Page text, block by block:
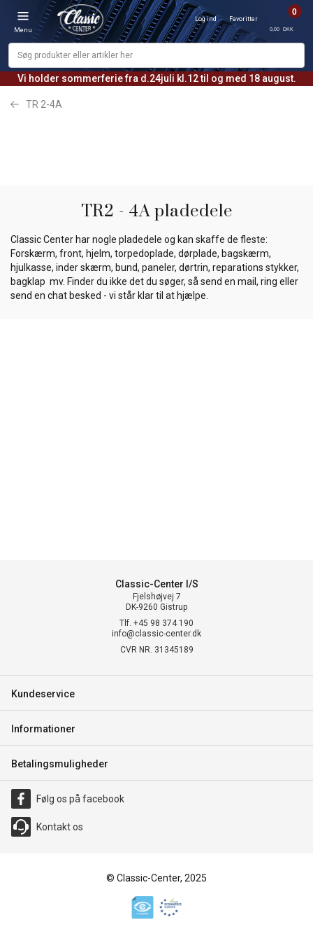
Vi holder sommerferie fra d.24juli kl.12 til og med 18 august.
Menu
Log ind Favoritter
0
0,00 DKK
TR 2-4A
TR2 - 4A pladedele
Classic Center har nogle pladedele og kan skaffe de fleste:
Forskærm, front, hjelm, torpedoplade, dørplade, bagskærm,
hjulkasse, inder skærm, bund, paneler, dørtrin, reparations stykker,
bagklap mv. Finder du ikke det du søger, så send en mail, ring eller
send en chat besked - vi står klar til at hjælpe.
Classic-Center I/S
Fjelshøjvej 7
DK-9260 Gistrup
Tlf. +45 98 374 190
info@classic-center.dk
CVR NR. 31345189
Kundeservice
Informationer
Betalingsmuligheder
Følg os på facebook
Kontakt os
© Classic-Center, 2025